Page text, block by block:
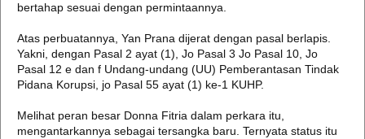
bertahap sesuai dengan permintaannya.
Atas perbuatannya, Yan Prana dijerat dengan pasal berlapis.
Yakni, dengan Pasal 2 ayat (1), Jo Pasal 3 Jo Pasal 10, Jo
Pasal 12 e dan f Undang-undang (UU) Pemberantasan Tindak
Pidana Korupsi, jo Pasal 55 ayat (1) ke-1 KUHP.
Melihat peran besar Donna Fitria dalam perkara itu,
mengantarkannya sebagai tersangka baru. Ternyata status itu